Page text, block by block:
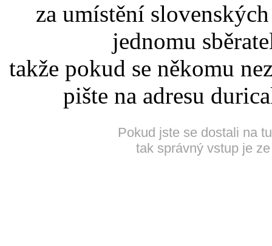
za umístění
jednomu
takže pokud se někomu
pište na adresu
Pokud jste se dostali na
tak správný vstup je